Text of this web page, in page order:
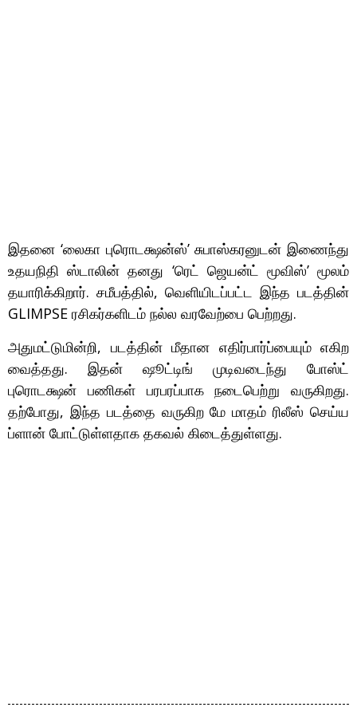
இதனை ‘லைகா புரொடக்ஷன்ஸ்’ சுபாஸ்கரனுடன் இணைந்து
உதயநிதி ஸ்டாலின் தனது ‘ரெட் ஜெயன்ட் மூவிஸ்’ மூலம்
தயாரிக்கிறார். சமீபத்தில், வெளியிடப்பட்ட இந்த படத்தின்
GLIMPSE ரசிகர்களிடம் நல்ல வரவேற்பை பெற்றது.
அதுமட்டுமின்றி, படத்தின் மீதான எதிர்பார்ப்பையும் எகிற
வைத்தது. இதன் ஷூட்டிங் முடிவடைந்து போஸ்ட்
புரொடக்ஷன் பணிகள் பரபரப்பாக நடைபெற்று வருகிறது.
தற்போது, இந்த படத்தை வருகிற மே மாதம் ரிலீஸ் செய்ய
ப்ளான் போட்டுள்ளதாக தகவல் கிடைத்துள்ளது.